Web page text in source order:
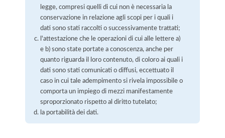
legge, compresi quelli di cui non è necessaria la
conservazione in relazione agli scopi per i quali i
dati sono stati raccolti o successivamente trattati;
l'attestazione che le operazioni di cui alle lettere a)
e b) sono state portate a conoscenza, anche per
quanto riguarda il loro contenuto, di coloro ai quali i
dati sono stati comunicati o diffusi, eccettuato il
caso in cui tale adempimento si rivela impossibile o
comporta un impiego di mezzi manifestamente
sproporzionato rispetto al diritto tutelato;
la portabilità dei dati.